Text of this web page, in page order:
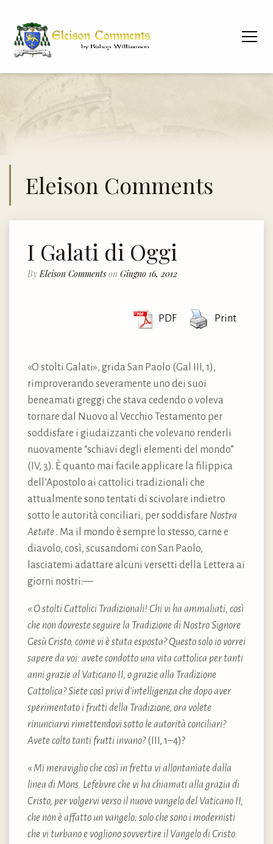
Eleison Comments
I Galati di Oggi
By Eleison Comments on Giugno 16, 2012
PDF Print
«O stolti Galati», grida San Paolo (Gal III, 1),
rimproverando severamente uno dei suoi
beneamati greggi che stava cedendo o voleva
tornare dal Nuovo al Vecchio Testamento per
soddisfare i giudaizzanti che volevano renderli
nuovamente “schiavi degli elementi del mondo”
(IV, 3). È quanto mai facile applicare la filippica
dell’Apostolo ai cattolici tradizionali che
attualmente sono tentati di scivolare indietro
sotto le autorità conciliari, per soddisfare Nostra
Aetate . Ma il mondo è sempre lo stesso, carne e
diavolo, così, scusandomi con San Paolo,
lasciatemi adattare alcuni versetti della Lettera ai
giorni nostri:—
« O stolti Cattolici Tradizionali! Chi vi ha ammaliati, così
che non dovreste seguire la Tradizione di Nostro Signore
Gesù Cristo, come vi è stata esposta? Questo solo io vorrei
sapere da voi: avete condotto una vita cattolica per tanti
anni grazie al Vaticano II, o grazie alla Tradizione
Cattolica? Siete così privi d’intelligenza che dopo aver
sperimentato i frutti della Tradizione, ora volete
rinunciarvi rimettendovi sotto le autorità conciliari?
Avete colto tanti frutti invano?(III, 1–4)?
« Mi meraviglio che così in fretta vi allontaniate dalla
linea di Mons. Lefebvre che vi ha chiamati alla grazia di
Cristo, per volgervi verso il nuovo vangelo del Vaticano II,
che non è affatto un vangelo; solo che sono i modernisti
che vi turbano e vogliono sovvertire il Vangelo di Cristo.